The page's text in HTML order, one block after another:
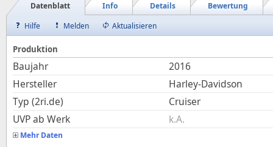
Bewertung
Details
Info
Datenblatt
Hilfe
Melden Aktualisieren
Produktion
Baujahr
2016
Hersteller
Harley-Davidson
Typ (2ri.de)
Cruiser
UVP ab Werk
k.A.
Mehr Daten